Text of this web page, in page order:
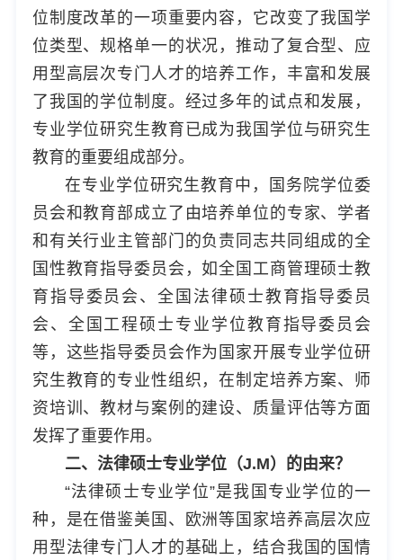
位制度改革的一项重要内容，它改变了我国学
位类型、规格单一的状况，推动了复合型、应
用型高层次专门人才的培养工作，丰富和发展
了我国的学位制度。经过多年的试点和发展，
专业学位研究生教育已成为我国学位与研究生
教育的重要组成部分。
在专业学位研究生教育中，国务院学位委
员会和教育部成立了由培养单位的专家、学者
和有关行业主管部门的负责同志共同组成的全
国性教育指导委员会，如全国工商管理硕士教
育指导委员会、全国法律硕士教育指导委员
会、全国工程硕士专业学位教育指导委员会
等，这些指导委员会作为国家开展专业学位研
究生教育的专业性组织，在制定培养方案、师
资培训、教材与案例的建设、质量评估等方面
发挥了重要作用。
二、法律硕士专业学位（J.M）的由来？
“法律硕士专业学位”是我国专业学位的一
种，是在借鉴美国、欧洲等国家培养高层次应
用型法律专门人才的基础上，结合我国的国情